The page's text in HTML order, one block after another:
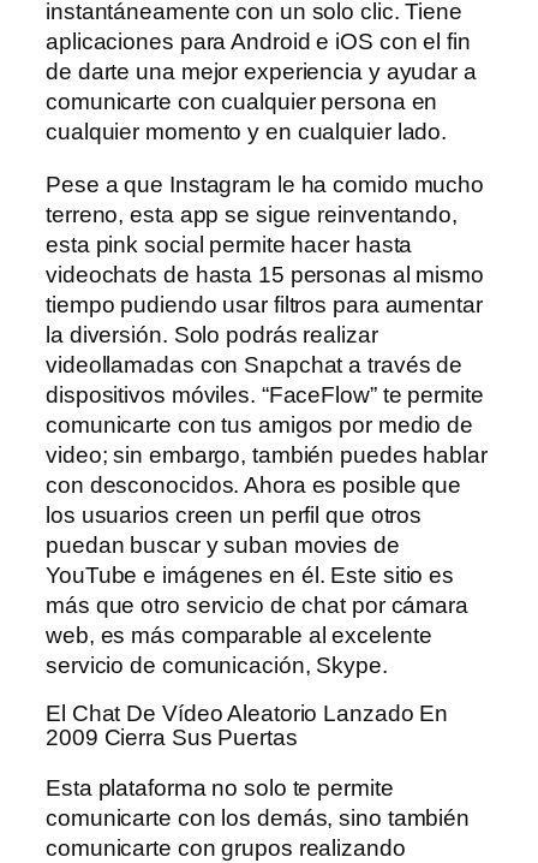
instantáneamente con un solo clic. Tiene
aplicaciones para Android e iOS con el fin
de darte una mejor experiencia y ayudar a
comunicarte con cualquier persona en
cualquier momento y en cualquier lado.
Pese a que Instagram le ha comido mucho
terreno, esta app se sigue reinventando,
esta pink social permite hacer hasta
videochats de hasta 15 personas al mismo
tiempo pudiendo usar filtros para aumentar
la diversión. Solo podrás realizar
videollamadas con Snapchat a través de
dispositivos móviles. “FaceFlow” te permite
comunicarte con tus amigos por medio de
video; sin embargo, también puedes hablar
con desconocidos. Ahora es posible que
los usuarios creen un perfil que otros
puedan buscar y suban movies de
YouTube e imágenes en él. Este sitio es
más que otro servicio de chat por cámara
web, es más comparable al excelente
servicio de comunicación, Skype.
El Chat De Vídeo Aleatorio Lanzado En
2009 Cierra Sus Puertas
Esta plataforma no solo te permite
comunicarte con los demás, sino también
comunicarte con grupos realizando